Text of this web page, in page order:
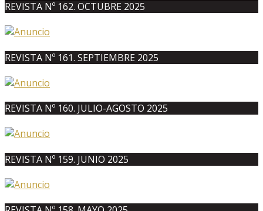
REVISTA Nº 162. OCTUBRE 2025
REVISTA Nº 161. SEPTIEMBRE 2025
REVISTA Nº 160. JULIO-AGOSTO 2025
REVISTA Nº 159. JUNIO 2025